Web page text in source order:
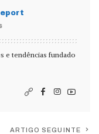
e tendências fundado
ARTIGO SEGUINTE